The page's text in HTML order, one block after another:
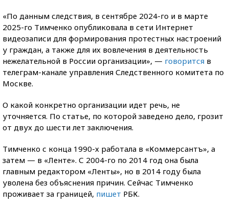
«По данным следствия, в сентябре 2024-го и в марте
2025-го Тимченко опубликовала в сети Интернет
видеозаписи для формирования протестных настроений
у граждан, а также для их вовлечения в деятельность
нежелательной в России организации», — говорится в
телеграм-канале управления Следственного комитета по
Москве.
О какой конкретно организации идет речь, не
уточняется. По статье, по которой заведено дело, грозит
от двух до шести лет заключения.
Тимченко с конца 1990-х работала в «Коммерсантъ», а
затем — в «Ленте». С 2004-го по 2014 год она была
главным редактором «Ленты», но в 2014 году была
уволена без объяснения причин. Сейчас Тимченко
проживает за границей, пишет РБК.